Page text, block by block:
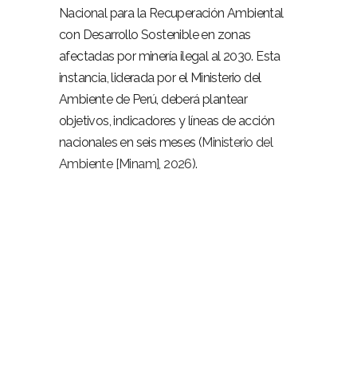
Nacional para la Recuperación Ambiental
con Desarrollo Sostenible en zonas
afectadas por minería ilegal al 2030. Esta
instancia, liderada por el Ministerio del
Ambiente de Perú, deberá plantear
objetivos, indicadores y líneas de acción
nacionales en seis meses (Ministerio del
Ambiente [Minam], 2026).